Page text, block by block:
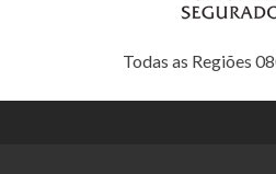
Todas as Regiões